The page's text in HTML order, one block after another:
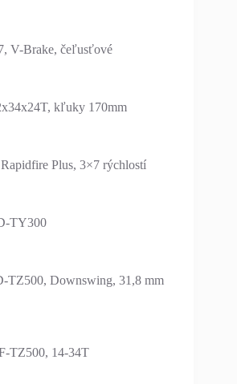
V-Brake, čeľusťové
kľuky 170mm
Plus, 3×7 rýchlostí
TY300
TZ500, Downswing, 31,8 mm
TZ500, 14-34T